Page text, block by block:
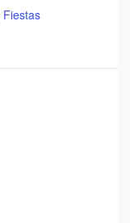
Fiestas